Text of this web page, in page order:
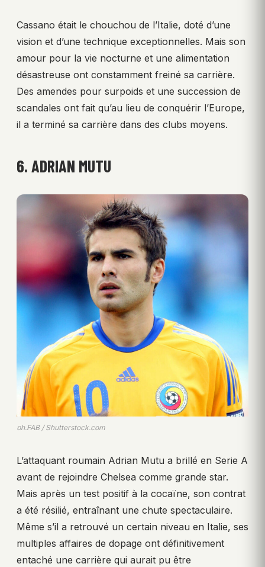
Cassano était le chouchou de l’Italie, doté d’une
vision et d’une technique exceptionnelles. Mais son
amour pour la vie nocturne et une alimentation
désastreuse ont constamment freiné sa carrière.
Des amendes pour surpoids et une succession de
scandales ont fait qu’au lieu de conquérir l’Europe,
il a terminé sa carrière dans des clubs moyens.
6. ADRIAN MUTU
ph.FAB / Shutterstock.com
L’attaquant roumain Adrian Mutu a brillé en Serie A
avant de rejoindre Chelsea comme grande star.
Mais après un test positif à la cocaïne, son contrat
a été résilié, entraînant une chute spectaculaire.
Même s’il a retrouvé un certain niveau en Italie, ses
multiples affaires de dopage ont définitivement
entaché une carrière qui aurait pu être